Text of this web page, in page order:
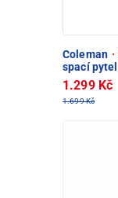
Coleman ·
spací pytel
1.299 Kč
1.699 Kč